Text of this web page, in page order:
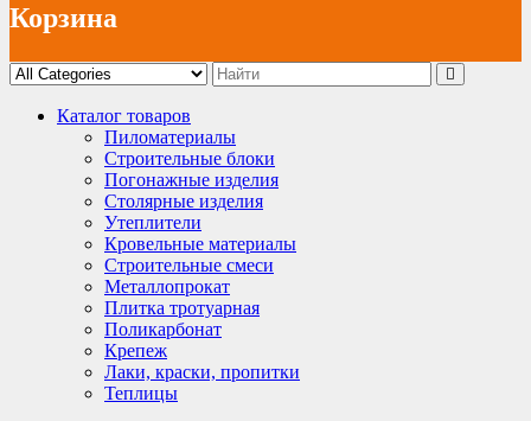
Корзина
Каталог товаров
Пиломатериалы
Строительные блоки
Погонажные изделия
Столярные изделия
Утеплители
Кровельные материалы
Строительные смеси
Металлопрокат
Плитка тротуарная
Поликарбонат
Крепеж
Лаки, краски, пропитки
Теплицы